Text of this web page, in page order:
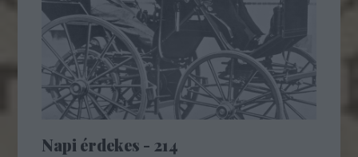
Napi érdekes - 214